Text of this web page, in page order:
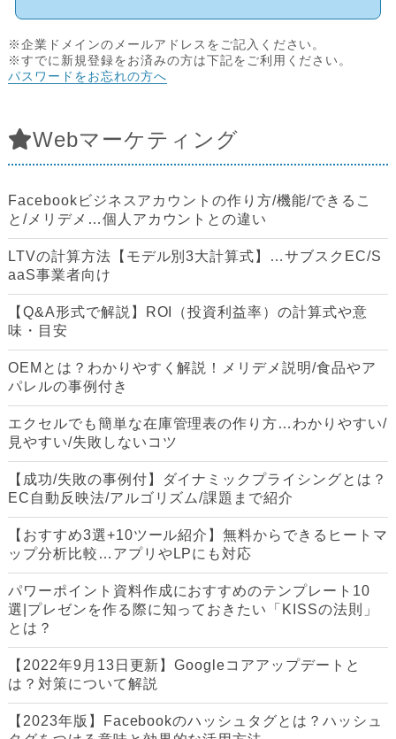
※企業ドメインのメールアドレスをご記入ください。
※すでに新規登録をお済みの方は下記をご利用ください。
パスワードをお忘れの方へ
Webマーケティング
Facebookビジネスアカウントの作り方/機能/できるこ
と/メリデメ…個人アカウントとの違い
LTVの計算方法【モデル別3大計算式】…サブスクEC/S
aaS事業者向け
【Q&A形式で解説】ROI（投資利益率）の計算式や意
味・目安
OEMとは？わかりやすく解説！メリデメ説明/食品やア
パレルの事例付き
エクセルでも簡単な在庫管理表の作り方…わかりやすい/
見やすい/失敗しないコツ
【成功/失敗の事例付】ダイナミックプライシングとは？
EC自動反映法/アルゴリズム/課題まで紹介
【おすすめ3選+10ツール紹介】無料からできるヒートマ
ップ分析比較…アプリやLPにも対応
パワーポイント資料作成におすすめのテンプレート10
選|プレゼンを作る際に知っておきたい「KISSの法則」
とは？
【2022年9月13日更新】Googleコアアップデートと
は？対策について解説
【2023年版】Facebookのハッシュタグとは？ハッシュ